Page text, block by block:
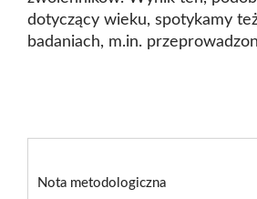
dotyczący wieku, spotykamy
badaniach, m.in.
Nota metodologiczna